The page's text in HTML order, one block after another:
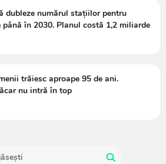
dubleze numărul stațiilor pentru
până în 2030. Planul costă 1,2 miliarde
trăiesc aproape 95 de ani.
nu intră în top